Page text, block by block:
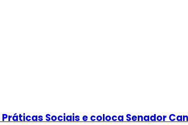
Práticas Sociais e coloca Senador